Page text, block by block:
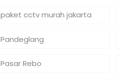
paket cctv murah jakarta
Pandeglang
Pasar Rebo